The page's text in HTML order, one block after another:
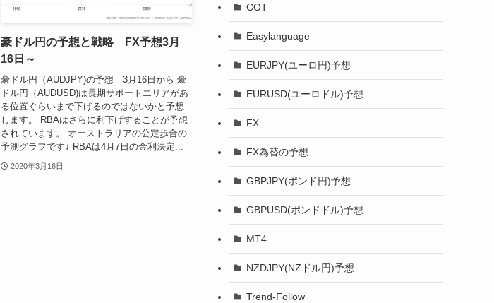
豪ドル円の予想と戦略 FX予想3月
16日～
豪ドル円（AUDJPY)の予想 3月16日から 豪
ドル円（AUDUSD)は長期サポートエリアがあ
る位置ぐらいまで下げるのではないかと予想
します。 RBAはさらに利下げすることが予想
されています。 オーストラリアの公定歩合の
予測グラフです↓ RBAは4月7日の金利決定...
2020年3月16日
COT
Easylanguage
EURJPY(ユーロ円)予想
EURUSD(ユーロドル)予想
FX
FX為替の予想
GBPJPY(ポンド円)予想
GBPUSD(ポンドドル)予想
MT4
NZDJPY(NZドル円)予想
Trend-Follow